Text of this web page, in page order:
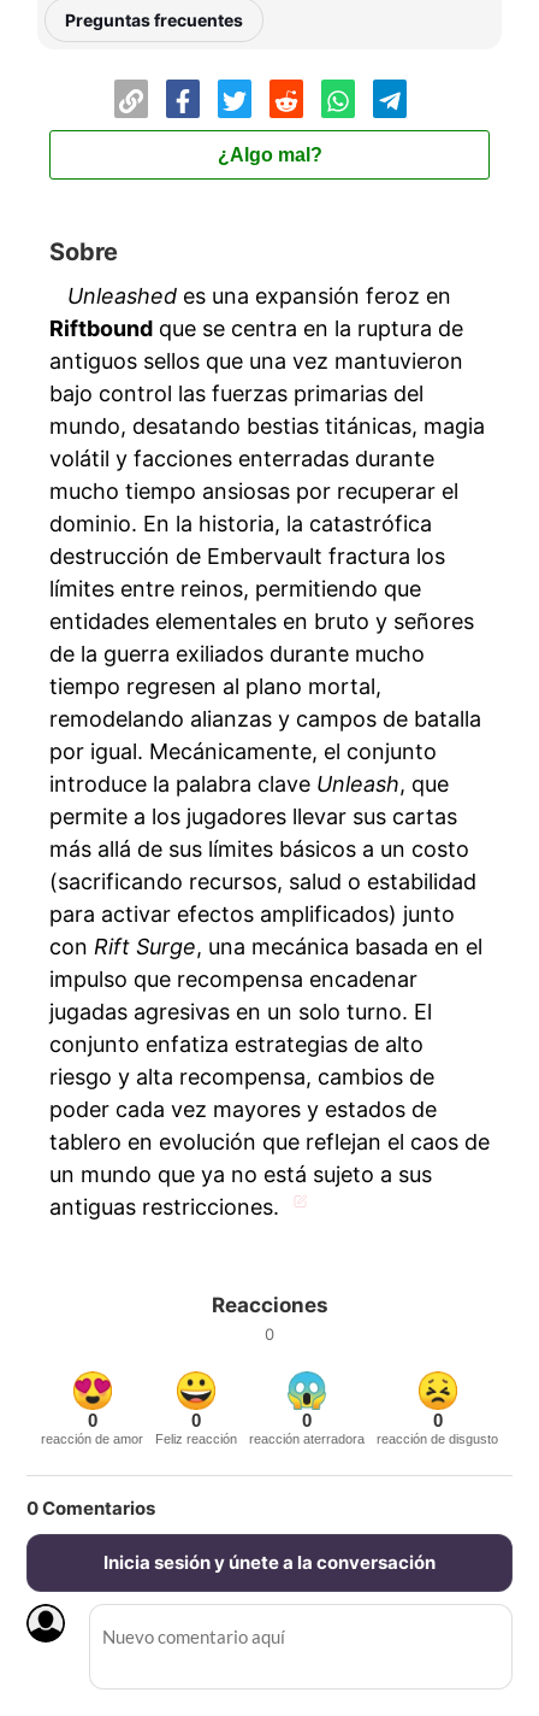
Preguntas frecuentes
¿Algo mal?
Sobre
Unleashed es una expansión feroz en
Riftbound que se centra en la ruptura de
antiguos sellos que una vez mantuvieron
bajo control las fuerzas primarias del
mundo, desatando bestias titánicas, magia
volátil y facciones enterradas durante
mucho tiempo ansiosas por recuperar el
dominio. En la historia, la catastrófica
destrucción de Embervault fractura los
límites entre reinos, permitiendo que
entidades elementales en bruto y señores
de la guerra exiliados durante mucho
tiempo regresen al plano mortal,
remodelando alianzas y campos de batalla
por igual. Mecánicamente, el conjunto
introduce la palabra clave Unleash, que
permite a los jugadores llevar sus cartas
más allá de sus límites básicos a un costo
(sacrificando recursos, salud o estabilidad
para activar efectos amplificados) junto
con Rift Surge, una mecánica basada en el
impulso que recompensa encadenar
jugadas agresivas en un solo turno. El
conjunto enfatiza estrategias de alto
riesgo y alta recompensa, cambios de
poder cada vez mayores y estados de
tablero en evolución que reflejan el caos de
un mundo que ya no está sujeto a sus
antiguas restricciones.
Reacciones
0
0
reacción de amor
0
Feliz reacción
0
reacción aterradora
0
reacción de disgusto
0Comentarios
Inicia sesión y únete a la conversación